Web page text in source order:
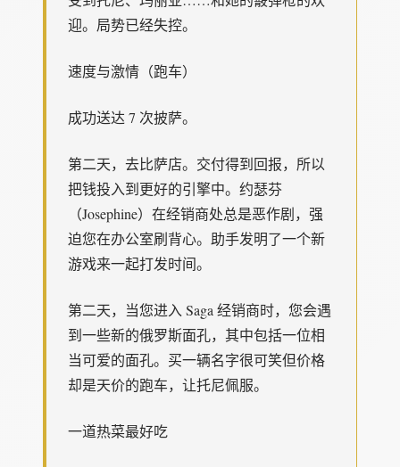
迎。局势已经失控。
速度与激情（跑车）
成功送达 7 次披萨。
第二天，去比萨店。交付得到回报，所以
把钱投入到更好的引擎中。约瑟芬
（Josephine）在经销商处总是恶作剧，强
迫您在办公室刷背心。助手发明了一个新
游戏来一起打发时间。
第二天，当您进入 Saga 经销商时，您会遇
到一些新的俄罗斯面孔，其中包括一位相
当可爱的面孔。买一辆名字很可笑但价格
却是天价的跑车，让托尼佩服。
一道热菜最好吃